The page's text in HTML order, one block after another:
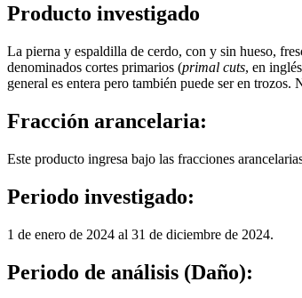
Producto investigado
La pierna y espaldilla de cerdo, con y sin hueso,
denominados cortes primarios (primal cuts, en
general es entera pero también puede ser en
Fracción arancelaria:
Este producto ingresa bajo las fracciones
Periodo investigado:
1 de enero de 2024 al 31 de diciembre de 2024.
Periodo de análisis (Daño):